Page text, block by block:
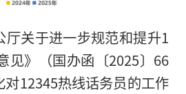
厅关于进一步规范和提升1
见》（国办函〔2025〕66
12345热线话务员的工作